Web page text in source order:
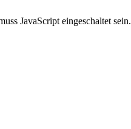
JavaScript eingeschaltet sein.